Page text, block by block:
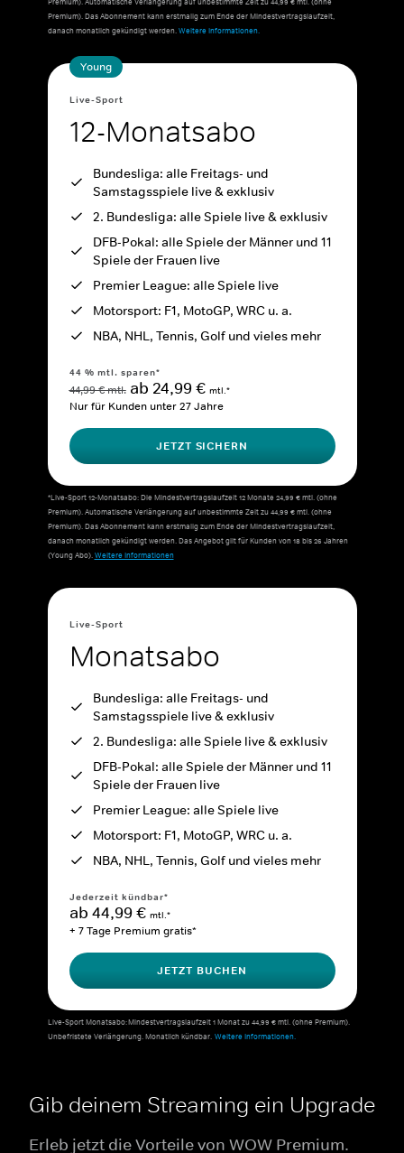
Premium). Das Abonnement kann erstmalig zum Ende der Mindestvertragslaufzeit,
danach monatlich gekündigt werden.Weitere Informationen.
Young
Live-Sport
12-Monatsabo
Bundesliga: alle Freitags- und
Samstagsspiele live & exklusiv
2. Bundesliga: alle Spiele live & exklusiv
DFB-Pokal: alle Spiele der Männer und 11
Spiele der Frauen live
Premier League: alle Spiele live
Motorsport: F1, MotoGP, WRC u. a.
NBA, NHL, Tennis, Golf und vieles mehr
44 % mtl. sparen*
44,99 € mtl. ab 24,99 € mtl.*
Nur für Kunden unter 27 Jahre
JETZT SICHERN
*Live-Sport 12-Monatsabo: Die Mindestvertragslaufzeit 12 Monate 24,99 € mtl. (ohne
Premium). Automatische Verlängerung auf unbestimmte Zeit zu 44,99 € mtl. (ohne
Premium). Das Abonnement kann erstmalig zum Ende der Mindestvertragslaufzeit,
danach monatlich gekündigt werden. Das Angebot gilt für Kunden von 18 bis 26 Jahren
(Young Abo).Weitere Informationen
Live-Sport
Monatsabo
Bundesliga: alle Freitags- und
Samstagsspiele live & exklusiv
2. Bundesliga: alle Spiele live & exklusiv
DFB-Pokal: alle Spiele der Männer und 11
Spiele der Frauen live
Premier League: alle Spiele live
Motorsport: F1, MotoGP, WRC u. a.
NBA, NHL, Tennis, Golf und vieles mehr
Jederzeit kündbar*
ab 44,99 € mtl.*
+ 7 Tage Premium gratis*
JETZT BUCHEN
Live-Sport Monatsabo: Mindestvertragslaufzeit 1 Monat zu 44,99 € mtl. (ohne Premium).
Unbefristete Verlängerung. Monatlich kündbar. Weitere Informationen.
Gib deinem Streaming ein Upgrade
Erleb jetzt die Vorteile von WOW Premium.